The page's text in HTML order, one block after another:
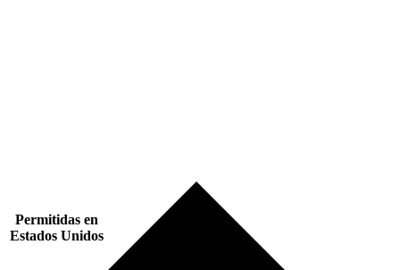
Permitidas en
Estados Unidos